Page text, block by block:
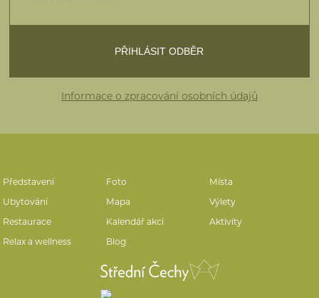
Informace o zpracování osobních údajů
Představení Foto
Místa
Ubytování
Mapa
Výlety
Restaurace
Kalendář akcí
Aktivity
Relax a wellness
Blog